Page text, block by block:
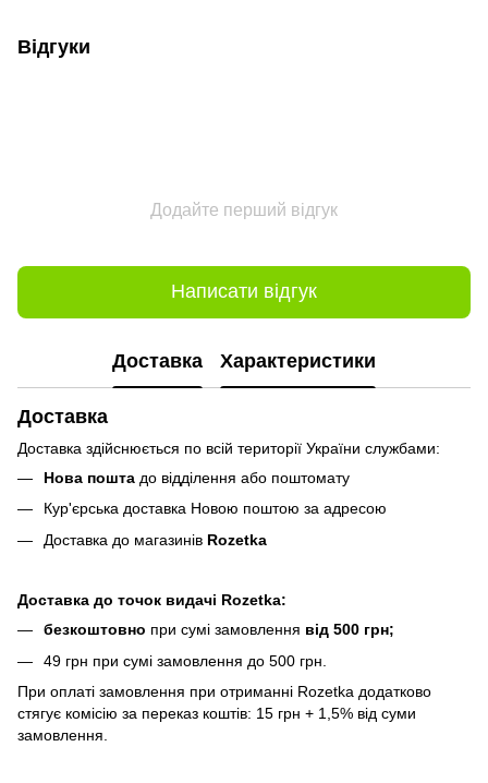
Відгуки
Додайте перший відгук
Написати відгук
Доставка Характеристики
Доставка
Доставка здійснюється по всій території України службами:
Нова пошта до відділення або поштомату
Кур'єрська доставка Новою поштою за адресою
Доставка до магазинів Rozetka
Доставка до точок видачі Rozetka:
безкоштовно при сумі замовлення від 500 грн;
49 грн при сумі замовлення до 500 грн.
При оплаті замовлення при отриманні Rozetka додатково
стягує комісію за переказ коштів: 15 грн + 1,5% від суми
замовлення.